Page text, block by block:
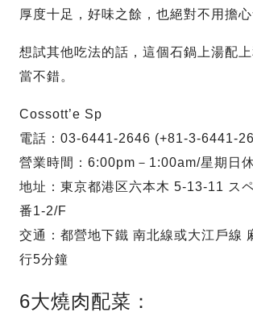
厚度十足，好味之餘，也絕對不用擔心
想試其他吃法的話，這個石鍋上湯配
當不錯。
Cossott’e Sp
電話：03-6441-2646 (+81-3-6441-
營業時間：6:00pm－1:00am/星期日
地址：東京都港区六本木 5-13-11 ス
番1-2/F
交通：都營地下鐵 南北線或大江戶線
行5分鐘
6大燒肉配菜：